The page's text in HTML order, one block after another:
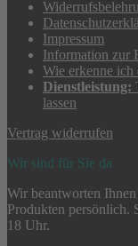
Impressum
Information zur
Wie erkenne
Dienstleistung:
lassen
Vertrag widerrufen
Wir sind für Sie da
Wir beantworten
Produkten persönlich.
18 Uhr.